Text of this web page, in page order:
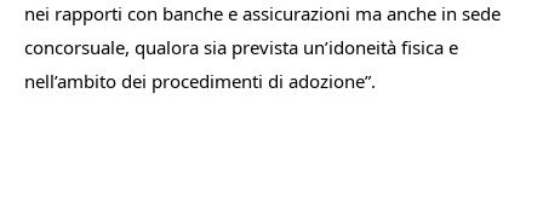
nei rapporti con banche e assicurazioni ma anche in sede
concorsuale, qualora sia prevista un’idoneità fisica e
nell’ambito dei procedimenti di adozione”.